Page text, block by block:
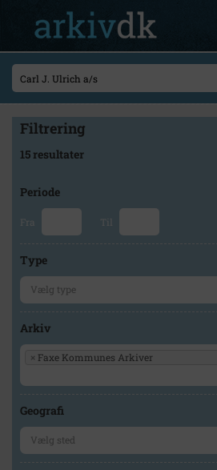
Filtrering
15 resultater
Periode
Fra Til
Type
Arkiv
× Faxe Kommunes Arkiver
Geografi